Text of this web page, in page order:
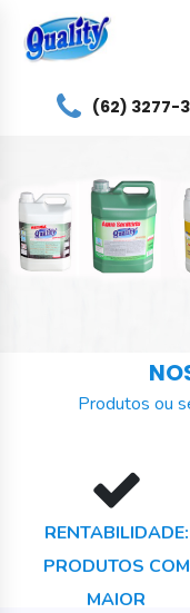
(62) 3277-
Produtos ou
RENTABILIDADE:
PRODUTOS COM
MAIOR